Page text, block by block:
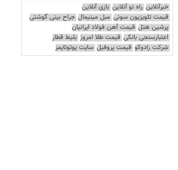
خبرآنلاین راه نو آنلاین بازی آنلاین
قیمت تلویزیون سونی مبل مینیمال جراح بینی گوشتی
پرشین هتل قیمت آهن فولاد ایرانیان
اعتبارسنجی بانکی قیمت طلا امروز بلیط قطار
شرکت رادوکو قیمت پروفیل سایت یوتوتایمز